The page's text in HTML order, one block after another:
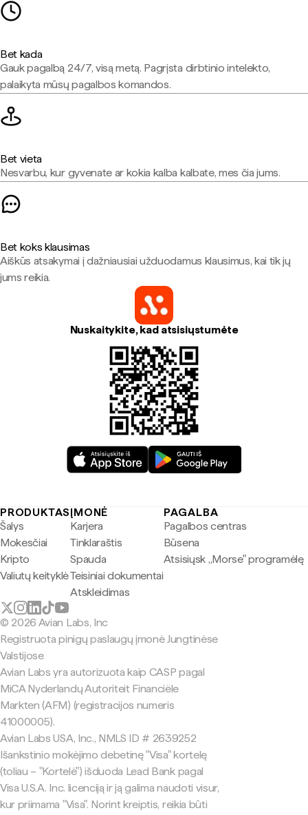
Bet kada
Gauk pagalbą 24/7, visą metą. Pagrįsta dirbtinio intelekto,
palaikyta mūsų pagalbos komandos.
Bet vieta
Nesvarbu, kur gyvenate ar kokia kalba kalbate, mes čia jums.
Bet koks klausimas
Aiškūs atsakymai į dažniausiai užduodamus klausimus, kai tik jų
jums reikia.
Nuskaitykite, kad atsisiųstumėte
PRODUKTAS
Šalys
Mokesčiai
Kripto
Valiutų keityklė
ĮMONĖ
Karjera
Tinklaraštis
Spauda
Teisiniai dokumentai
Atskleidimas
PAGALBA
Pagalbos centras
Būsena
Atsisiųsk „Morse" programėlę
© 2026 Avian Labs, Inc
Registruota pinigų paslaugų įmonė Jungtinėse
Valstijose
Avian Labs yra autorizuota kaip CASP pagal
MiCA Nyderlandų Autoriteit Financiële
Markten (AFM) (registracijos numeris
41000005).
Avian Labs USA, Inc., NMLS ID # 2639252
Išankstinio mokėjimo debetinę "Visa" kortelę
(toliau – "Kortelė") išduoda Lead Bank pagal
Visa U.S.A. Inc. licenciją ir ją galima naudoti visur,
kur priimama "Visa". Norint kreiptis, reikia būti